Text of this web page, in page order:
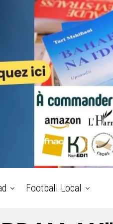
Football Local